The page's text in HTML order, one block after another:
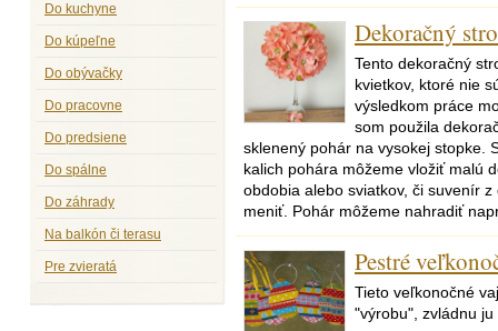
Do kuchyne
Do kúpeľne
Do obývačky
Do pracovne
Do predsiene
Do spálne
Do záhrady
Na balkón či terasu
Pre zvieratá
Dekoračný
Tento dekoračný
kvietkov, ktoré nie
výsledkom práce
som použila
sklenený pohár na vysokej stopke.
kalich pohára môžeme vložiť malú
obdobia alebo sviatkov, či suvenír
meniť. Pohár môžeme nahradiť
Pestré
Tieto veľkonočné
"výrobu", zvládnu